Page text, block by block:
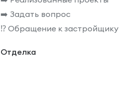
➡️ Задать вопрос
⁉️ Обращение к застройщику
Отделка